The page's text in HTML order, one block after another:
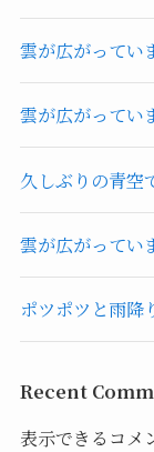
雲が広がってい
雲が広がってい
久しぶりの青空
雲が広がってい
ポツポツと雨降
Recent
表示できるコメ